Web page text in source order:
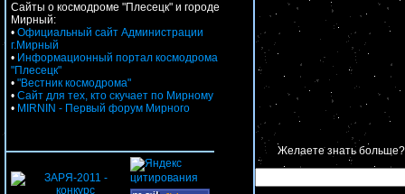
Сайты о космодроме "Плесецк" и городе
Мирный:
• Официальный сайт Администрации
г.Мирный
• Информационный портал космодрома
"Плесецк"
• "Вестник космодрома"
• Сайт для тех, кто скучает по Мирному
• MIRNIN - Первый форум Мирного
Желаете знать больше?